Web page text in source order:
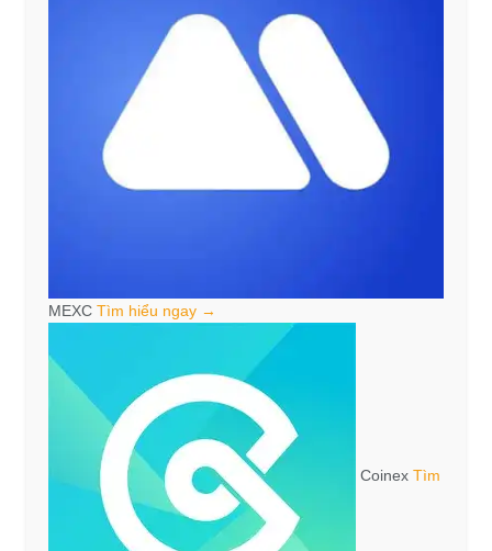
MEXC Tìm hiểu ngay →
Coinex Tìm